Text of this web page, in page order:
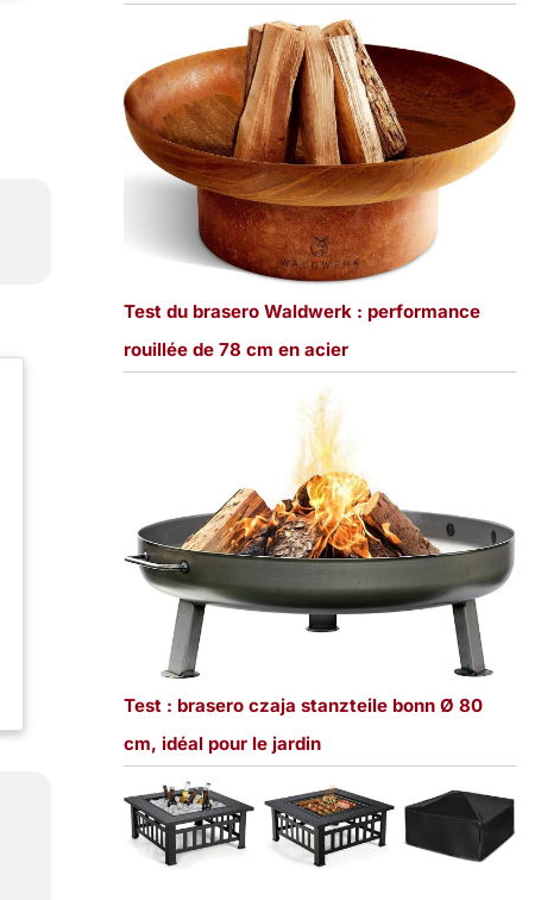
Test du brasero Waldwerk : performance
rouillée de 78 cm en acier
Test : brasero czaja stanzteile bonn Ø 80
cm, idéal pour le jardin